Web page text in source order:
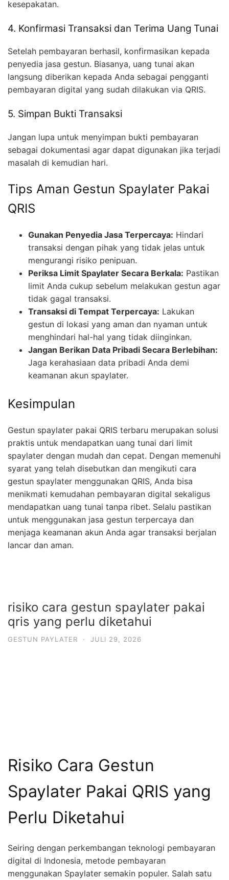
kesepakatan.
4. Konfirmasi Transaksi dan Terima Uang Tunai
Setelah pembayaran berhasil, konfirmasikan kepada
penyedia jasa gestun. Biasanya, uang tunai akan
langsung diberikan kepada Anda sebagai pengganti
pembayaran digital yang sudah dilakukan via QRIS.
5. Simpan Bukti Transaksi
Jangan lupa untuk menyimpan bukti pembayaran
sebagai dokumentasi agar dapat digunakan jika terjadi
masalah di kemudian hari.
Tips Aman Gestun Spaylater Pakai
QRIS
Gunakan Penyedia Jasa Terpercaya: Hindari
transaksi dengan pihak yang tidak jelas untuk
mengurangi risiko penipuan.
Periksa Limit Spaylater Secara Berkala: Pastikan
limit Anda cukup sebelum melakukan gestun agar
tidak gagal transaksi.
Transaksi di Tempat Terpercaya: Lakukan
gestun di lokasi yang aman dan nyaman untuk
menghindari hal-hal yang tidak diinginkan.
Jangan Berikan Data Pribadi Secara Berlebihan:
Jaga kerahasiaan data pribadi Anda demi
keamanan akun spaylater.
Kesimpulan
Gestun spaylater pakai QRIS terbaru merupakan solusi
praktis untuk mendapatkan uang tunai dari limit
spaylater dengan mudah dan cepat. Dengan memenuhi
syarat yang telah disebutkan dan mengikuti cara
gestun spaylater menggunakan QRIS, Anda bisa
menikmati kemudahan pembayaran digital sekaligus
mendapatkan uang tunai tanpa ribet. Selalu pastikan
untuk menggunakan jasa gestun terpercaya dan
menjaga keamanan akun Anda agar transaksi berjalan
lancar dan aman.
risiko cara gestun spaylater pakai
qris yang perlu diketahui
GESTUN PAYLATER · JULI 29, 2026
Risiko Cara Gestun
Spaylater Pakai QRIS yang
Perlu Diketahui
Seiring dengan perkembangan teknologi pembayaran
digital di Indonesia, metode pembayaran
menggunakan Spaylater semakin populer. Salah satu